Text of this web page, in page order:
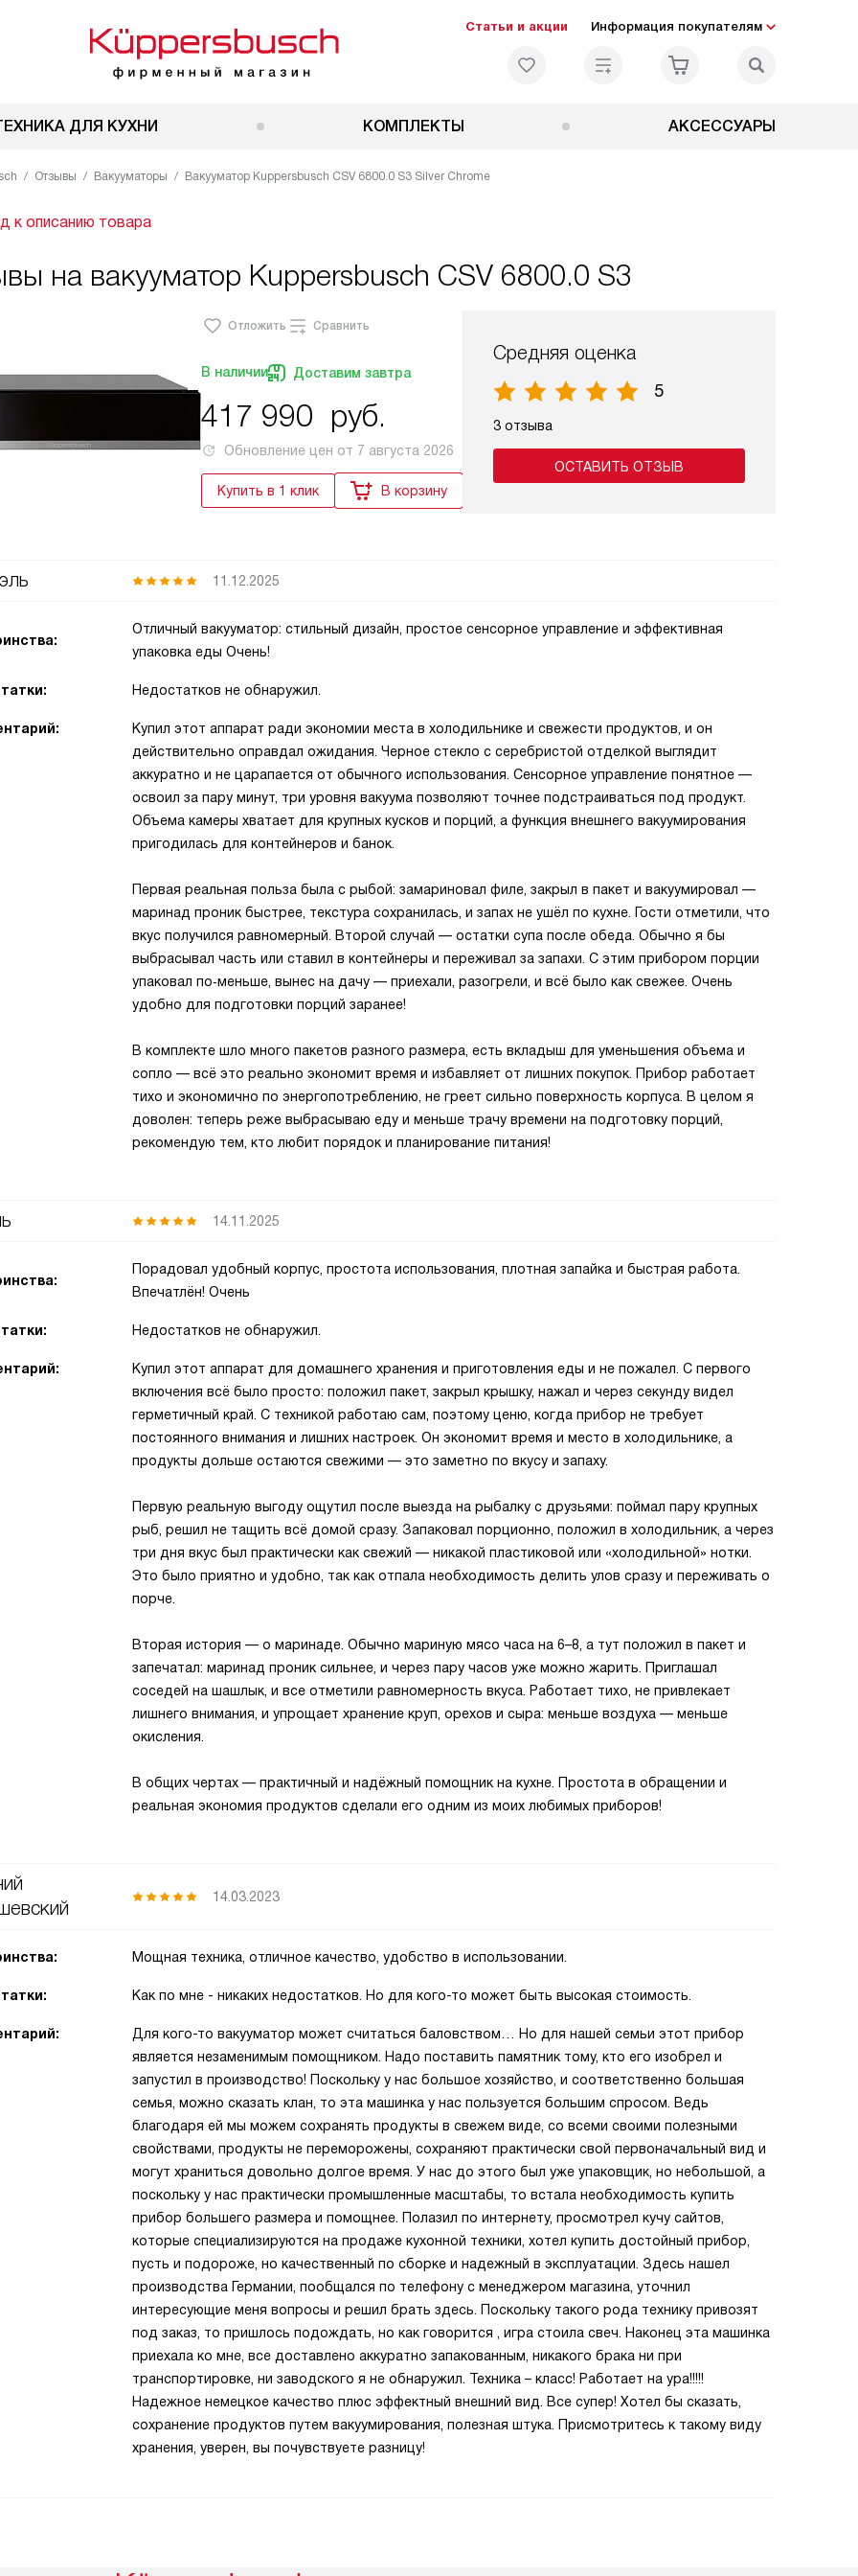
Статьи и акции Информация покупателям
ДЛЯ КУХНИ КОМПЛЕКТЫ АКСЕССУАРЫ
Отзывы Вакууматоры Вакууматор Kuppersbusch CSV 6800.0 S3 Silver Chrome
к описанию товара
на вакууматор Kuppersbusch CSV 6800.0 S3
Отложить Сравнить
В наличии Доставим завтра
417 990 руб.
Обновление цен от 7 августа 2026
Купить в 1 клик В корзину
Средняя оценка
5
3 отзыва
ОСТАВИТЬ ОТЗЫВ
11.12.2025
Отличный вакууматор: стильный дизайн, простое сенсорное управление и эффективная
упаковка еды Очень!
Недостатков не обнаружил.
Купил этот аппарат ради экономии места в холодильнике и свежести продуктов, и он
действительно оправдал ожидания. Черное стекло с серебристой отделкой выглядит
аккуратно и не царапается от обычного использования. Сенсорное управление понятное —
освоил за пару минут, три уровня вакуума позволяют точнее подстраиваться под продукт.
Объема камеры хватает для крупных кусков и порций, а функция внешнего вакуумирования
пригодилась для контейнеров и банок.
Первая реальная польза была с рыбой: замариновал филе, закрыл в пакет и вакуумировал —
маринад проник быстрее, текстура сохранилась, и запах не ушёл по кухне. Гости отметили, что
вкус получился равномерный. Второй случай — остатки супа после обеда. Обычно я бы
выбрасывал часть или ставил в контейнеры и переживал за запахи. С этим прибором порции
упаковал по‑меньше, вынес на дачу — приехали, разогрели, и всё было как свежее. Очень
удобно для подготовки порций заранее!
В комплекте шло много пакетов разного размера, есть вкладыш для уменьшения объема и
сопло — всё это реально экономит время и избавляет от лишних покупок. Прибор работает
тихо и экономично по энергопотреблению, не греет сильно поверхность корпуса. В целом я
доволен: теперь реже выбрасываю еду и меньше трачу времени на подготовку порций,
рекомендую тем, кто любит порядок и планирование питания!
14.11.2025
Порадовал удобный корпус, простота использования, плотная запайка и быстрая работа.
Впечатлён! Очень
Недостатков не обнаружил.
Купил этот аппарат для домашнего хранения и приготовления еды и не пожалел. С первого
включения всё было просто: положил пакет, закрыл крышку, нажал и через секунду видел
герметичный край. С техникой работаю сам, поэтому ценю, когда прибор не требует
постоянного внимания и лишних настроек. Он экономит время и место в холодильнике, а
продукты дольше остаются свежими — это заметно по вкусу и запаху.
Первую реальную выгоду ощутил после выезда на рыбалку с друзьями: поймал пару крупных
рыб, решил не тащить всё домой сразу. Запаковал порционно, положил в холодильник, а через
три дня вкус был практически как свежий — никакой пластиковой или «холодильной» нотки.
Это было приятно и удобно, так как отпала необходимость делить улов сразу и переживать о
порче.
Вторая история — о маринаде. Обычно мариную мясо часа на 6–8, а тут положил в пакет и
запечатал: маринад проник сильнее, и через пару часов уже можно жарить. Приглашал
соседей на шашлык, и все отметили равномерность вкуса. Работает тихо, не привлекает
лишнего внимания, и упрощает хранение круп, орехов и сыра: меньше воздуха — меньше
окисления.
В общих чертах — практичный и надёжный помощник на кухне. Простота в обращении и
реальная экономия продуктов сделали его одним из моих любимых приборов!
14.03.2023
Мощная техника, отличное качество, удобство в использовании.
Как по мне - никаких недостатков. Но для кого-то может быть высокая стоимость.
Для кого-то вакууматор может считаться баловством… Но для нашей семьи этот прибор
является незаменимым помощником. Надо поставить памятник тому, кто его изобрел и
запустил в производство! Поскольку у нас большое хозяйство, и соответственно большая
семья, можно сказать клан, то эта машинка у нас пользуется большим спросом. Ведь
благодаря ей мы можем сохранять продукты в свежем виде, со всеми своими полезными
свойствами, продукты не переморожены, сохраняют практически свой первоначальный вид и
могут храниться довольно долгое время. У нас до этого был уже упаковщик, но небольшой, а
поскольку у нас практически промышленные масштабы, то встала необходимость купить
прибор большего размера и помощнее. Полазил по интернету, просмотрел кучу сайтов,
которые специализируются на продаже кухонной техники, хотел купить достойный прибор,
пусть и подороже, но качественный по сборке и надежный в эксплуатации. Здесь нашел
производства Германии, пообщался по телефону с менеджером магазина, уточнил
интересующие меня вопросы и решил брать здесь. Поскольку такого рода технику привозят
под заказ, то пришлось подождать, но как говорится , игра стоила свеч. Наконец эта машинка
приехала ко мне, все доставлено аккуратно запакованным, никакого брака ни при
транспортировке, ни заводского я не обнаружил. Техника – класс! Работает на ура!!!!!
Надежное немецкое качество плюс эффектный внешний вид. Все супер! Хотел бы сказать,
сохранение продуктов путем вакуумирования, полезная штука. Присмотритесь к такому виду
хранения, уверен, вы почувствуете разницу!